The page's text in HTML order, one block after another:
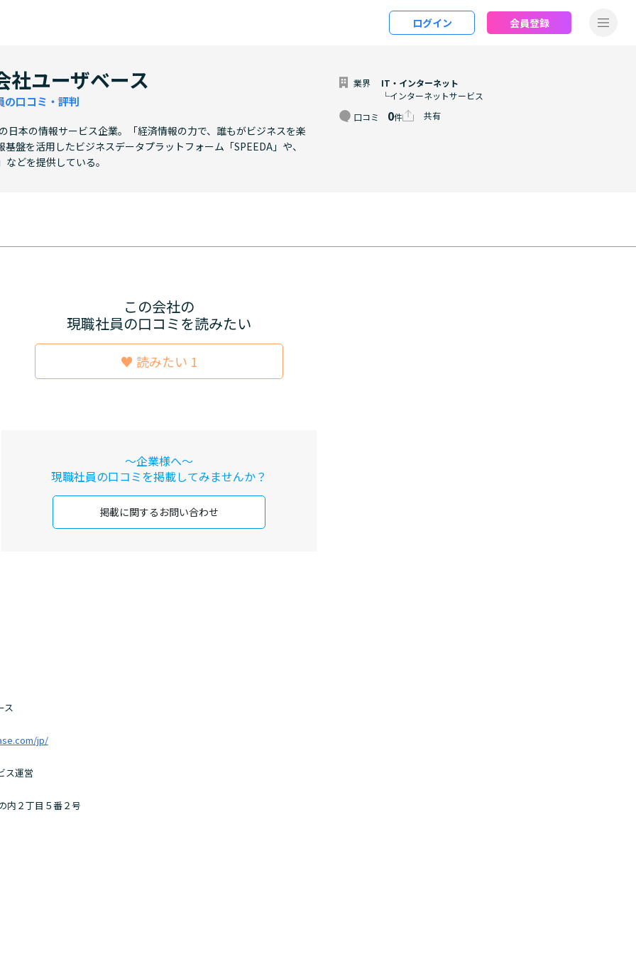
ログイン 会員登録
社ユーザベース
の口コミ・評判
日本の情報サービス企業。「経済情報の力で、誰もがビジネスを楽
盤を活用したビジネスデータプラットフォーム「SPEEDA」や、
どを提供している。
業界
IT・インターネット
└インターネットサービス
口コミ 0件 共有
この会社の
現職社員の口コミを読みたい
♥ 読みたい 1
～企業様へ～
現職社員の口コミを掲載してみませんか？
掲載に関する お問い合わせ
ス
jp/
ス運営
内２丁目５番２号